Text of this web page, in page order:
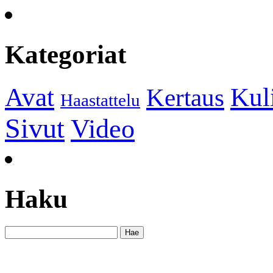
Kategoriat
Avat Haastattelu Kertaus
Sivut Video
Haku